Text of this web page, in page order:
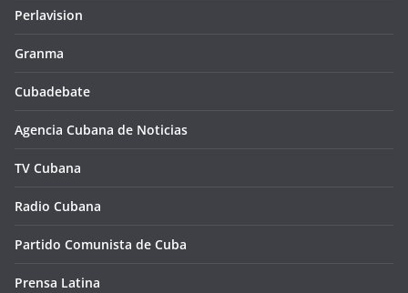
Perlavision
Granma
Cubadebate
Agencia Cubana de Noticias
TV Cubana
Radio Cubana
Partido Comunista de Cuba
Prensa Latina